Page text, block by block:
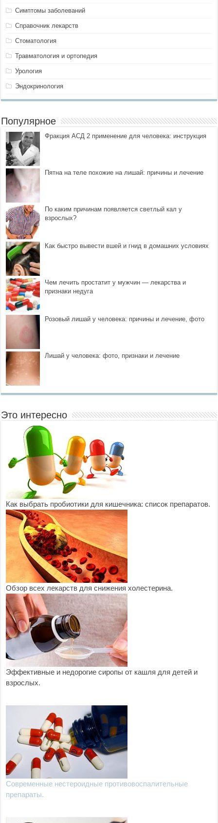
Симптомы заболеваний
Справочник лекарств
Стоматология
Травматология и ортопедия
Урология
Эндокринология
Популярное
Фракция АСД 2 применение для человека: инструкция
Пятна на теле похожие на лишай: причины и лечение
По каким причинам появляется светлый кал у
взрослых?
Как быстро вывести вшей и гнид в домашних условиях
Чем лечить простатит у мужчин — лекарства и
признаки недуга
Розовый лишай у человека: причины и лечение, фото
Лишай у человека: фото, признаки и лечение
Это интересно
Как выбрать пробиотики для кишечника: список препаратов.
Обзор всех лекарств для снижения холестерина.
Эффективные и недорогие сиропы от кашля для детей и
взрослых.
Современные нестероидные противовоспалительные
препараты.